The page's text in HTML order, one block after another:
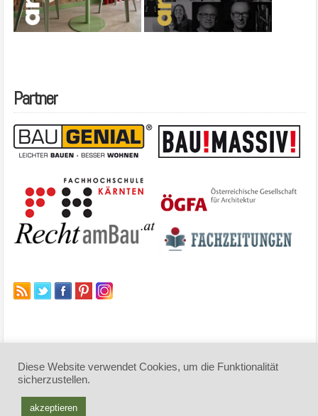
Partner
Diese Website verwendet Cookies, um die Funktionalität
sicherzustellen.
akzeptieren